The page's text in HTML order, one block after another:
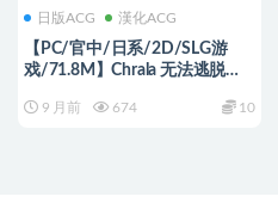
日版ACG 漢化ACG
【PC/官中/日系/2D/SLG游
戏/71.8M】Chrala 无法逃脱
方中文版+日系SLG游戏+71.8M
9 月前 674 10